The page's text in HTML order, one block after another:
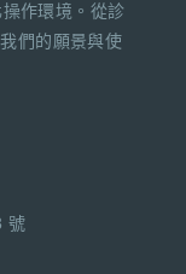
作環境。從診
們的願景與使
號